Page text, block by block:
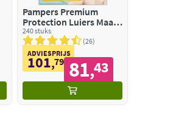
Pampers Premium
Protection Luiers Maat
2 (4-8 kg)
240 stuks
26
ADVIESPRIJS
101,79 81,43